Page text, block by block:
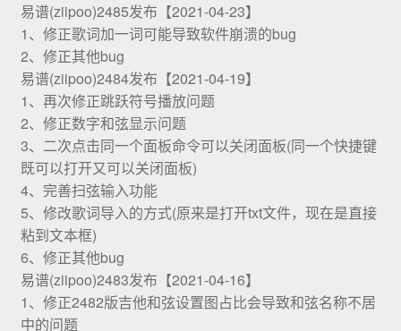
易谱(ziipoo)2485发布【2021-04-23】
1、修正歌词加一词可能导致软件崩溃的bug
2、修正其他bug
易谱(ziipoo)2484发布【2021-04-19】
1、再次修正跳跃符号播放问题
2、修正数字和弦显示问题
3、二次点击同一个面板命令可以关闭面板(同一个快捷键
既可以打开又可以关闭面板)
4、完善扫弦输入功能
5、修改歌词导入的方式(原来是打开txt文件，现在是直接
粘到文本框)
6、修正其他bug
易谱(ziipoo)2483发布【2021-04-16】
1、修正2482版吉他和弦设置图占比会导致和弦名称不居
中的问题